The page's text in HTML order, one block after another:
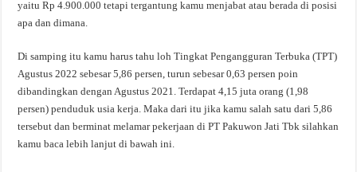
yaitu Rp 4.900.000 tetapi tergantung kamu menjabat atau berada di posisi
apa dan dimana.
Di samping itu kamu harus tahu loh Tingkat Pengangguran Terbuka (TPT)
Agustus 2022 sebesar 5,86 persen, turun sebesar 0,63 persen poin
dibandingkan dengan Agustus 2021. Terdapat 4,15 juta orang (1,98
persen) penduduk usia kerja. Maka dari itu jika kamu salah satu dari 5,86
tersebut dan berminat melamar pekerjaan di PT Pakuwon Jati Tbk silahkan
kamu baca lebih lanjut di bawah ini.